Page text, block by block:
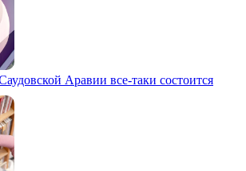
Аравии все-таки состоится